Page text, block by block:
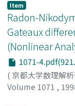
Item
Radon-
Gateaux
(Nonlinear
1071-
( 京都大学数理解
Volume 1071 ,